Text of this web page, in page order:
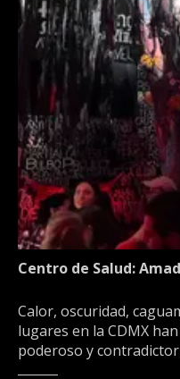
Centro de Salud:
Calor, oscuridad,
lugares en la CDMX
poderoso y